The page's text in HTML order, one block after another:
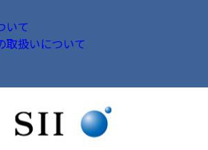
いて
取扱いについて